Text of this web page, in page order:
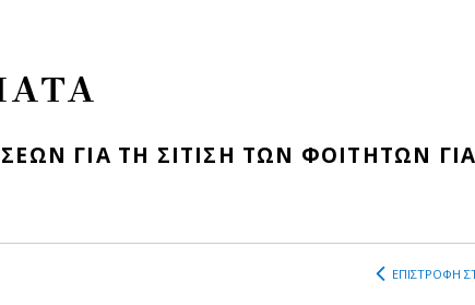
ΓΙΑ ΤΗ ΣΙΤΙΣΗ ΤΩΝ ΦΟΙΤΗΤΩΝ
ΕΠΙΣΤΡΟΦΗ